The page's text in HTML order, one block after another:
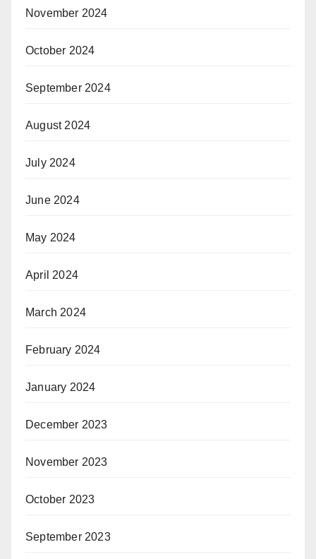
November 2024
October 2024
September 2024
August 2024
July 2024
June 2024
May 2024
April 2024
March 2024
February 2024
January 2024
December 2023
November 2023
October 2023
September 2023